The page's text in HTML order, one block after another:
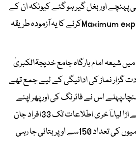
پہنچے اور بغل گیر ہو گئے کیونکہ ان کے
خیال میں پاکستان کو Maximum exploitکرنے کا یہ آزمودہ طریقہ
میں شیعہ امام بارگاہ جامع خدیجۃالکبریٰ
کو عبادت گزار نماز کی ادائیگی کے لیے جمع تھے
اس نے فائرنگ کی اور پھر اپنے
آپ کو دھماکہ خیز مواد سے اڑا لیا۔آخری اطلاعات تک 33افراد جان
کی بازی ہار چکے تھے۔زخمیوں کی تعداد 150سے اوپر بتائی جا رہی